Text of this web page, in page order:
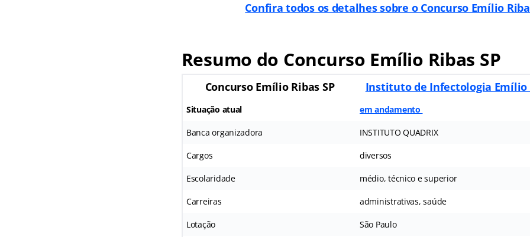
Confira todos os detalhes sobre o Concurso Emílio
Resumo do Concurso Emílio Ribas SP
Concurso Emílio Ribas SP Instituto de Infectologia Emílio
Situação atual em andamento
Banca organizadora INSTITUTO QUADRIX
Cargos diversos
Escolaridade médio, técnico e superior
Carreiras administrativas, saúde
Lotação São Paulo